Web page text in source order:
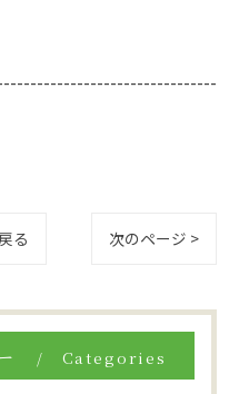
る 次のページ >
Categories